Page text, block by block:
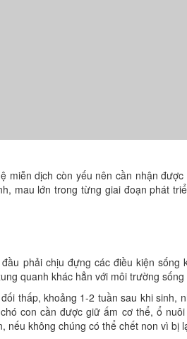
miễn dịch còn yếu nên cần nhận
mau lớn trong từng giai đoạn phát
phải chịu đựng các điều kiện sống
quanh khác hẳn với môi trường
thấp, khoảng 1-2 tuần sau khi sinh,
con cần được giữ ấm cơ thể, ổ
nếu không chúng có thể chết non vì bị